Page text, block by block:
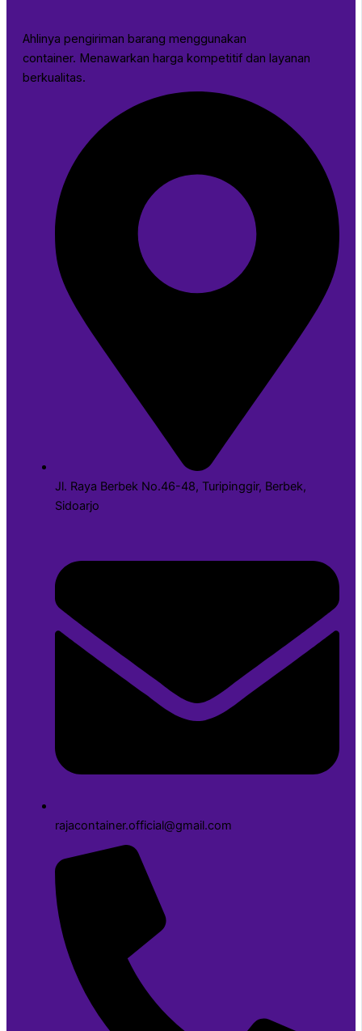
Ahlinya pengiriman barang menggunakan
container. Menawarkan harga kompetitif dan layanan
berkualitas.
Jl. Raya Berbek No.46-48, Turipinggir, Berbek,
Sidoarjo
rajacontainer.official@gmail.com